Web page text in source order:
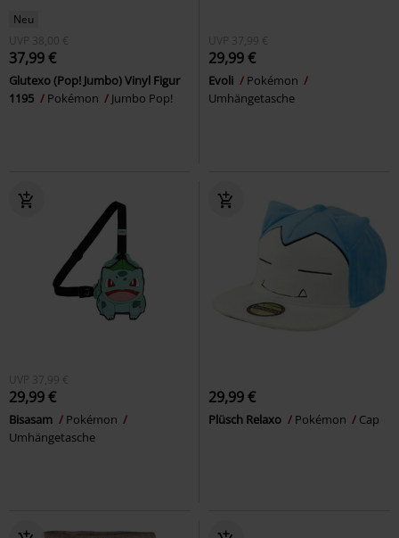
Neu
UVP
38,00 €
37,99 €
Glutexo (Pop! Jumbo) Vinyl Figur
1195
Pokémon Jumbo Pop!
UVP 37,99 €
29,99 €
Evoli
Pokémon
Umhängetasche
UVP 37,99 €
29,99 €
Bisasam
Pokémon
Umhängetasche
29,99 €
Plüsch Relaxo Pokémon Cap